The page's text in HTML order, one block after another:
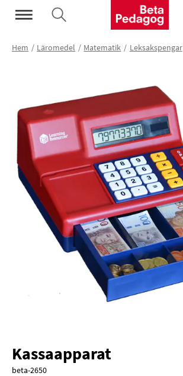
Hem Läromedel Matematik Leksakspengar
Kassaapparat
beta-2650